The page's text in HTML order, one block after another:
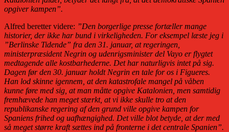
opgiver kampen”.
Alfred beretter videre: ”Den borgerlige presse fortæller mange
historier, der ikke har bund i virkeligheden. For eksempel læste jeg i
”Berlinske Tidende” fra den 31. januar, at regeringen,
ministerpræsident Negrin og udenrigsminister del Vayo er flygtet
medtagende alle kostbarhederne. Det har naturligvis intet på sig.
Dagen før den 30. januar holdt Negrin en tale for os i Figueres.
Han lod skinne igennem, at den katastrofale mangel på våben
kunne føre med sig, at man måtte opgive Katalonien, men samtidig
fremhævede han meget stærkt, at vi ikke skulle tro at den
republikanske regering af den grund ville opgive kampen for
Spaniens frihed og uafhængighed. Det ville blot betyde, at der med
så meget større kraft sættes ind på fronterne i det centrale Spanien”.